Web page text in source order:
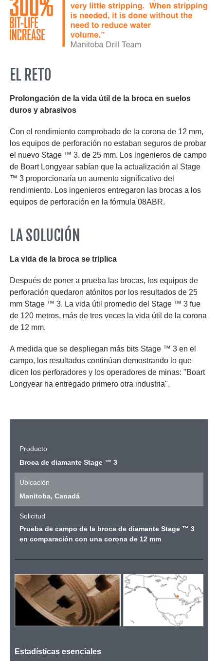
EL RETO
Prolongación de la vida útil de la broca en suelos
duros y abrasivos
Con el rendimiento comprobado de la corona de 12 mm,
los equipos de perforación no estaban seguros de probar
el nuevo Stage ™ 3. de 25 mm. Los ingenieros de campo
de Boart Longyear sabían que la actualización al Stage
™ 3 proporcionaría un aumento significativo del
rendimiento. Los ingenieros entregaron las brocas a los
equipos de perforación en la fórmula 08ABR.
LA SOLUCIÓN
La vida de la broca se triplica
Después de poner a prueba las brocas, los equipos de
perforación quedaron atónitos por los resultados de 25
mm Stage ™ 3. La vida útil promedio del Stage ™ 3 fue
de 120 metros, más de tres veces la vida útil de la corona
de 12 mm.
A medida que se despliegan más bits Stage ™ 3 en el
campo, los resultados continúan demostrando lo que
dicen los perforadores y los operadores de minas: "Boart
Longyear ha entregado primero otra industria".
Producto
Broca de diamante Stage ™ 3
Ubicación
Manitoba, Canadá
Solicitud
Prueba de campo de la broca de diamante Stage ™ 3
en comparación con una corona de 12 mm
Estadísticas esenciales